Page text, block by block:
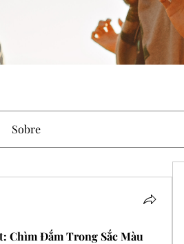
Sobre
Chìm Đắm Trong Sắc Màu